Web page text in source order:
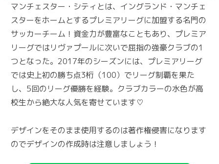
マンチェスター・シティとは、イングランド・マンチェ
スターをホームとするプレミアリーグに加盟する名門の
サッカーチーム！資金力が豊富なこともあり、プレミア
リーグではリヴァプールに次いで屈指の強豪クラブの1
つとなった。2017年のシーズンには、プレミアリーグ
では史上初の勝ち点3桁（100）でリーグ制覇を果た
し、5回のリーグ優勝を経験。クラブカラーの水色が高
校生から絶大な人気を寄せています♡
デザインをそのまま使用するのは著作権侵害になります
のでデザインの作成時は注意しましょう！